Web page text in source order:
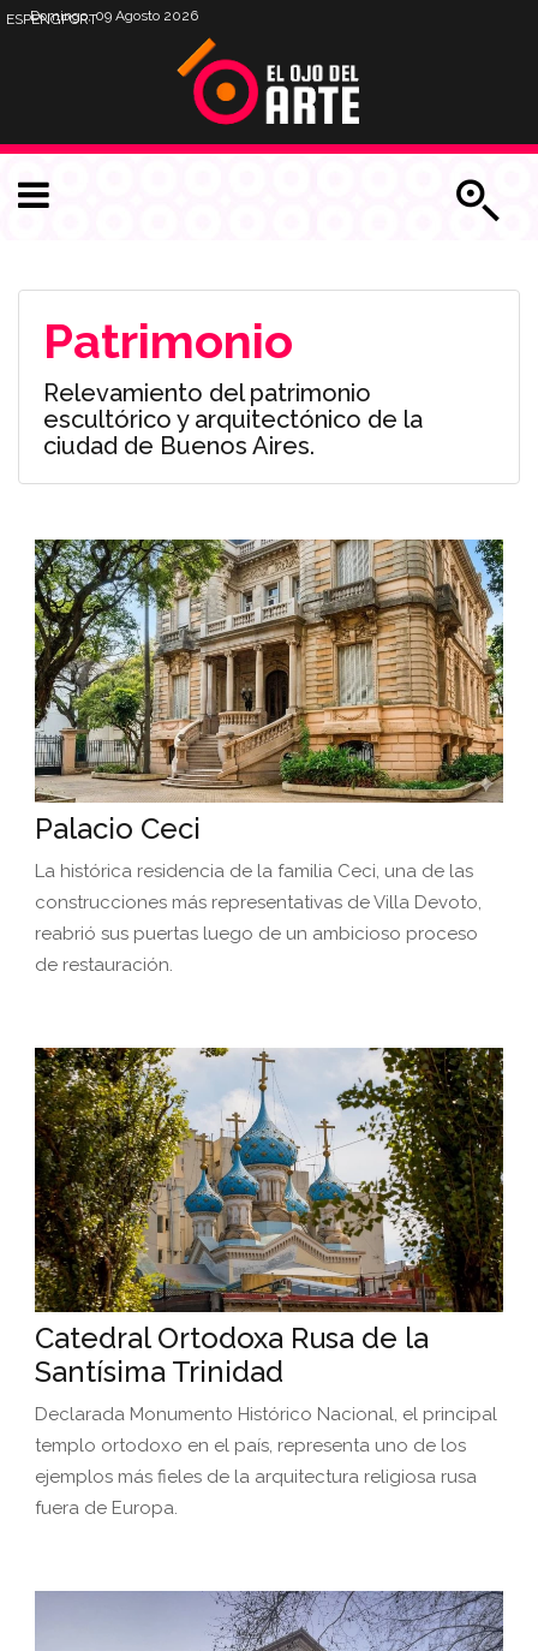
Domingo, 09 Agosto 2026
ESPENGPORT
Patrimonio
Relevamiento del patrimonio
escultórico y arquitectónico de la
ciudad de Buenos Aires.
Palacio Ceci
La histórica residencia de la familia Ceci, una de las
construcciones más representativas de Villa Devoto,
reabrió sus puertas luego de un ambicioso proceso
de restauración.
Catedral Ortodoxa Rusa de la
Santísima Trinidad
Declarada Monumento Histórico Nacional, el principal
templo ortodoxo en el país, representa uno de los
ejemplos más fieles de la arquitectura religiosa rusa
fuera de Europa.